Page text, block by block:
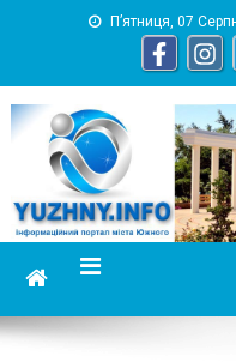
П’ятниця, 07
информационный